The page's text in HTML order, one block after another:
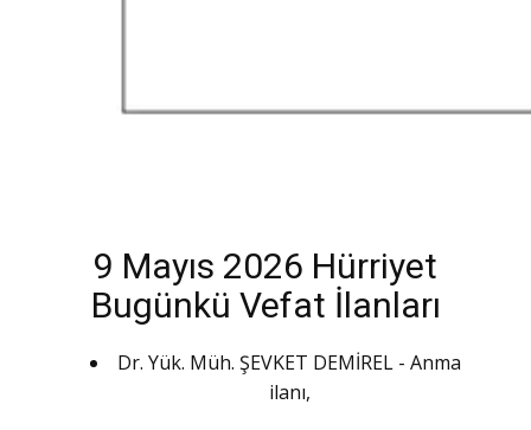
9 Mayıs 2026 Hürriyet
Bugünkü Vefat İlanları
Dr. Yük. Müh. ŞEVKET DEMİREL - Anma
ilanı,